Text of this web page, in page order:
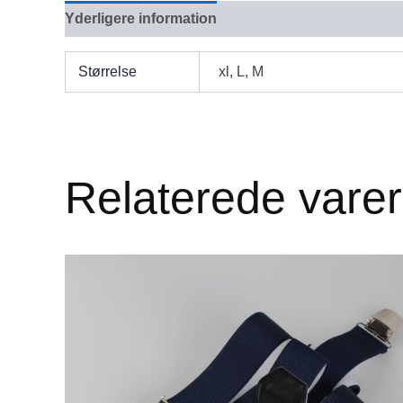
Yderligere information
Størrelse xl, L, M
Relaterede varer